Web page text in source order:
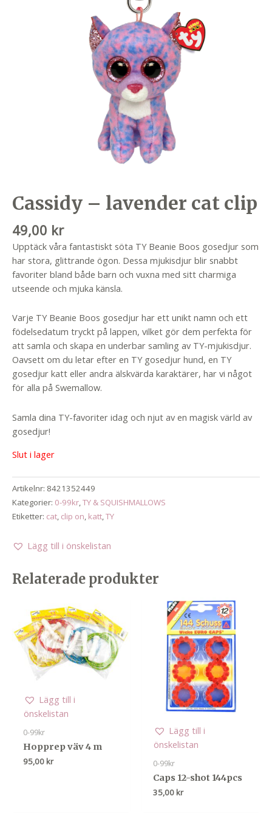
Cassidy – lavender cat clip
49,00 kr
Upptäck våra fantastiskt söta TY Beanie Boos gosedjur som
har stora, glittrande ögon. Dessa mjukisdjur blir snabbt
favoriter bland både barn och vuxna med sitt charmiga
utseende och mjuka känsla.
Varje TY Beanie Boos gosedjur har ett unikt namn och ett
födelsedatum tryckt på lappen, vilket gör dem perfekta för
att samla och skapa en underbar samling av TY-mjukisdjur.
Oavsett om du letar efter en TY gosedjur hund, en TY
gosedjur katt eller andra älskvärda karaktärer, har vi något
för alla på Swemallow.
Samla dina TY-favoriter idag och njut av en magisk värld av
gosedjur!
Slut i lager
Artikelnr: 8421352449
Kategorier: 0-99kr,TY & SQUISHMALLOWS
Etiketter: cat, clip on, katt,TY
Lägg till i önskelistan
Relaterade produkter
Lägg till i
önskelistan
0-99kr
Hopprep väv 4 m
95,00 kr
Lägg till i
önskelistan
0-99kr
Caps 12-shot 144pcs
35,00 kr